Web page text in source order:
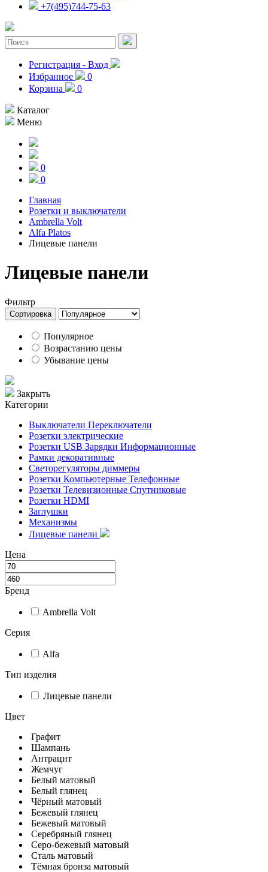
+7(495)744-75-63
Регистрация - Вход
Избранное
0
Корзина
0
Каталог
Меню
0
0
Главная
Розетки и выключатели
Ambrella Volt
Alfa Platos
Лицевые панели
Лицевые панели
Фильтр
Сортировка
Популярное
Возрастанию цены
Убывание цены
Закрыть
Категории
Выключатели Переключатели
Розетки электрические
Розетки USB Зарядки Информационные
Рамки декоративные
Светорегуляторы диммеры
Розетки Компьютерные Телефонные
Розетки Телевизионные Спутниковые
Розетки HDMI
Заглушки
Механизмы
Лицевые панели
Цена
Бренд
Ambrella Volt
Серия
Alfa
Тип изделия
Лицевые панели
Цвет
Графит
Шампань
Антрацит
Жемчуг
Белый матовый
Белый глянец
Чёрный матовый
Бежевый глянец
Бежевый матовый
Серебряный глянец
Серо-бежевый матовый
Сталь матовый
Тёмная бронза матовый